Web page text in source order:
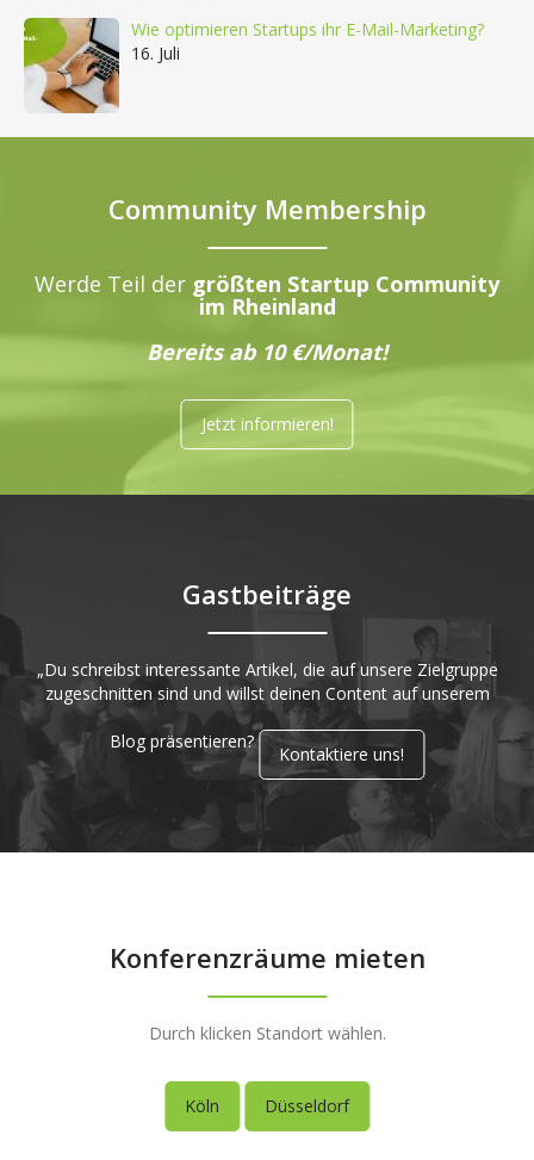
Wie optimieren Startups ihr E-Mail-Marketing?
16. Juli
Community Membership
Werde Teil der größten Startup Community
im Rheinland
Bereits ab 10 €/Monat!
Jetzt informieren!
Gastbeiträge
„Du schreibst interessante Artikel, die auf unsere Zielgruppe
zugeschnitten sind und willst deinen Content auf unserem
Blog präsentieren?
Kontaktiere uns!
Konferenzräume mieten
Durch klicken Standort wählen.
Köln Düsseldorf